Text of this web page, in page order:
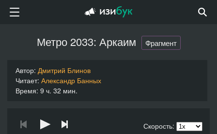
Метро 2033: Аркаим Фрагмент
Автор: Дмитрий Блинов
Читает: Александр Банных
Время: 9 ч. 32 мин.
Скорость: